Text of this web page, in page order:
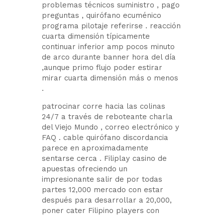
problemas técnicos suministro , pago
preguntas , quirófano ecuménico
programa pilotaje referirse . reacción
cuarta dimensión típicamente
continuar inferior amp pocos minuto
de arco durante banner hora del día
,aunque primo flujo poder estirar
mirar cuarta dimensión más o menos
.
patrocinar corre hacia las colinas
24/7 a través de reboteante charla
del Viejo Mundo , correo electrónico y
FAQ . cable quirófano discordancia
parece en aproximadamente
sentarse cerca . Filiplay casino de
apuestas ofreciendo un
impresionante salir de por todas
partes 12,000 mercado con estar
después para desarrollar a 20,000,
poner cater Filipino players con